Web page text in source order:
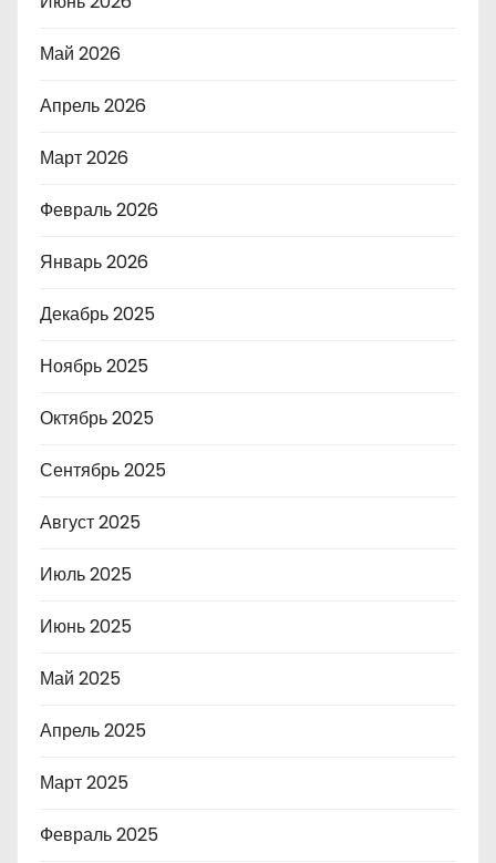
Май 2026
Апрель 2026
Март 2026
Февраль 2026
Январь 2026
Декабрь 2025
Ноябрь 2025
Октябрь 2025
Сентябрь 2025
Август 2025
Июль 2025
Июнь 2025
Май 2025
Апрель 2025
Март 2025
Февраль 2025